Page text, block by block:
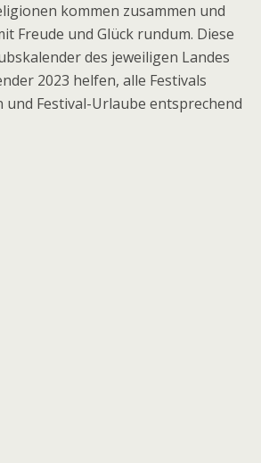
kommen zusammen und
Freude und Glück rundum. Diese
des jeweiligen Landes
2023 helfen, alle Festivals
und Festival-Urlaube entsprechend